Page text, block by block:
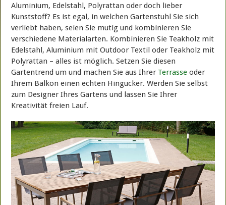
Aluminium, Edelstahl, Polyrattan oder doch lieber
Kunststoff? Es ist egal, in welchen Gartenstuhl Sie sich
verliebt haben, seien Sie mutig und kombinieren Sie
verschiedene Materialarten. Kombinieren Sie Teakholz mit
Edelstahl, Aluminium mit Outdoor Textil oder Teakholz mit
Polyrattan – alles ist möglich. Setzen Sie diesen
Gartentrend um und machen Sie aus Ihrer Terrasse oder
Ihrem Balkon einen echten Hingucker. Werden Sie selbst
zum Designer Ihres Gartens und lassen Sie Ihrer
Kreativität freien Lauf.